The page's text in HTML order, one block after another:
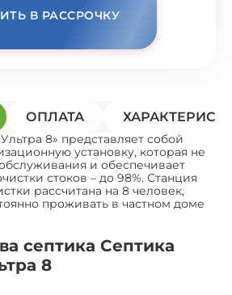
В РАССРОЧКУ
ОПЛАТА
8» представляет собой
установку, которая не
и обеспечивает
стоков – до 98%. Станция
рассчитана на 8 человек,
проживать в частном доме
септика Септика
8